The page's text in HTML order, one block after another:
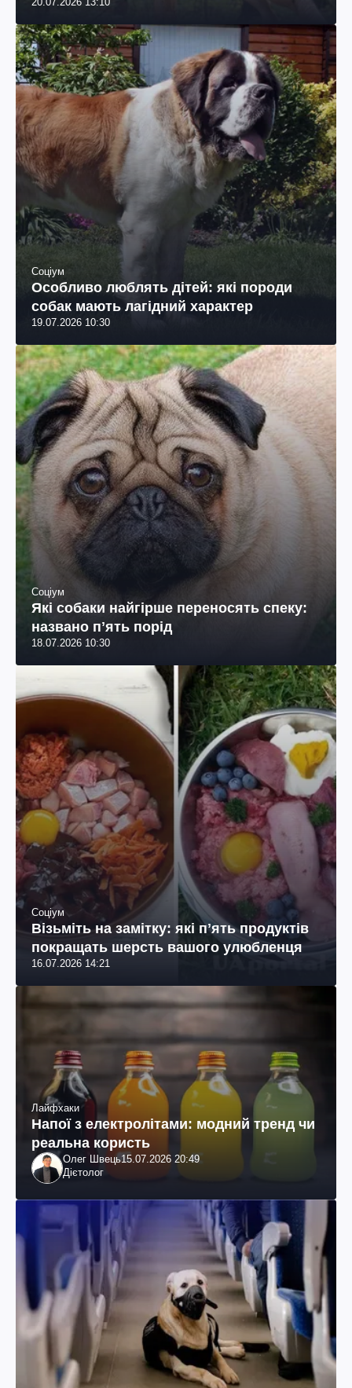
Соціум
Особливо люблять дітей: які породи
собак мають лагідний характер
19.07.2026 10:30
Соціум
Які собаки найгірше переносять спеку:
названо пʼять порід
18.07.2026 10:30
Соціум
Візьміть на замітку: які пʼять продуктів
покращать шерсть вашого улюбленця
16.07.2026 14:21
Лайфхаки
Напої з електролітами: модний тренд чи
реальна користь
Олег Швець15.07.2026 20:49
Дієтолог